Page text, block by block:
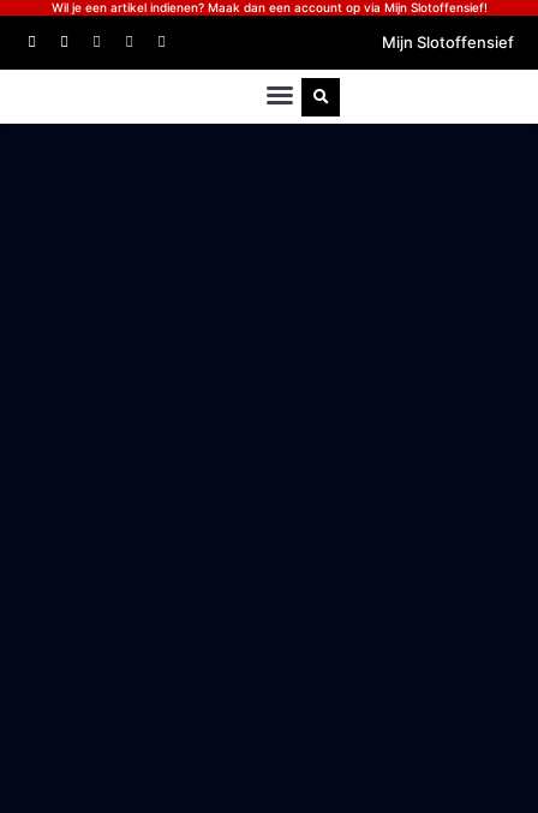
Wil je een artikel indienen? Maak dan een account op via Mijn Slotoffensief!
Mijn Slotoffensief